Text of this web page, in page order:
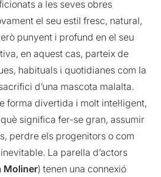
a les seves obres
el seu estil fresc, natural,
punyent i profund en el seu
en aquest cas, parteix de
habituals i quotidianes com la
d’una mascota malalta.
forma divertida i molt intel·ligent,
significa fer-se gran, assumir
perdre els progenitors o com
La parella d’actors
Moliner) tenen una connexió